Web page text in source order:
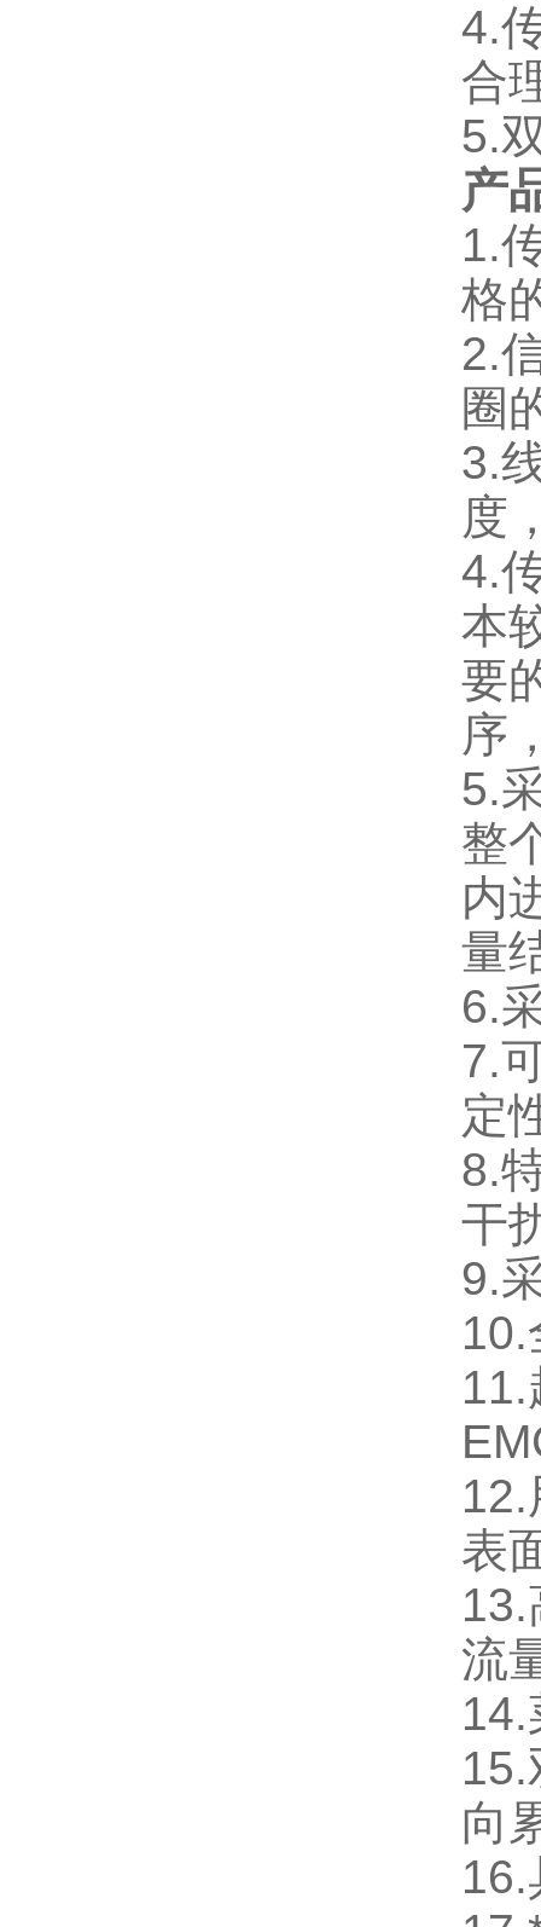
4.
合
5.
产
1.
格
2.
圈
3.
度
4.
本
要
序
5.
整
内
量
6.
7.
定
8.
干
9.
10.
11.
12.
表
流
14.
向
16.